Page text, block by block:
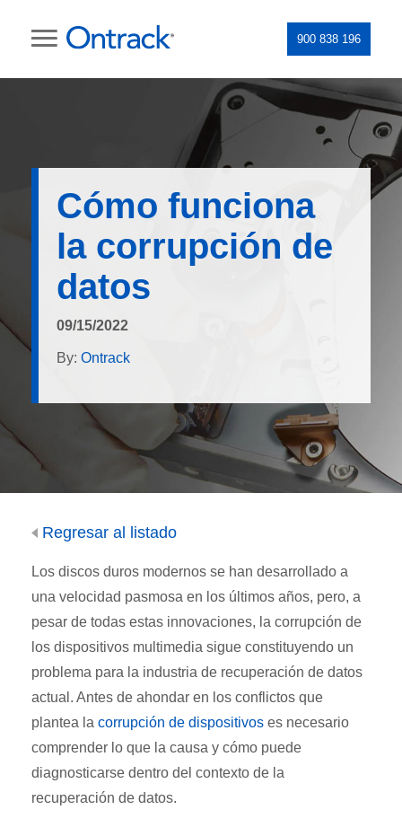
900 838 196
Cómo funciona
la corrupción de
datos
09/15/2022
By: Ontrack
Regresar al listado
Los discos duros modernos se han desarrollado a
una velocidad pasmosa en los últimos años, pero, a
pesar de todas estas innovaciones, la corrupción de
los dispositivos multimedia sigue constituyendo un
problema para la industria de recuperación de datos
actual. Antes de ahondar en los conflictos que
plantea la corrupción de dispositivos es necesario
comprender lo que la causa y cómo puede
diagnosticarse dentro del contexto de la
recuperación de datos.